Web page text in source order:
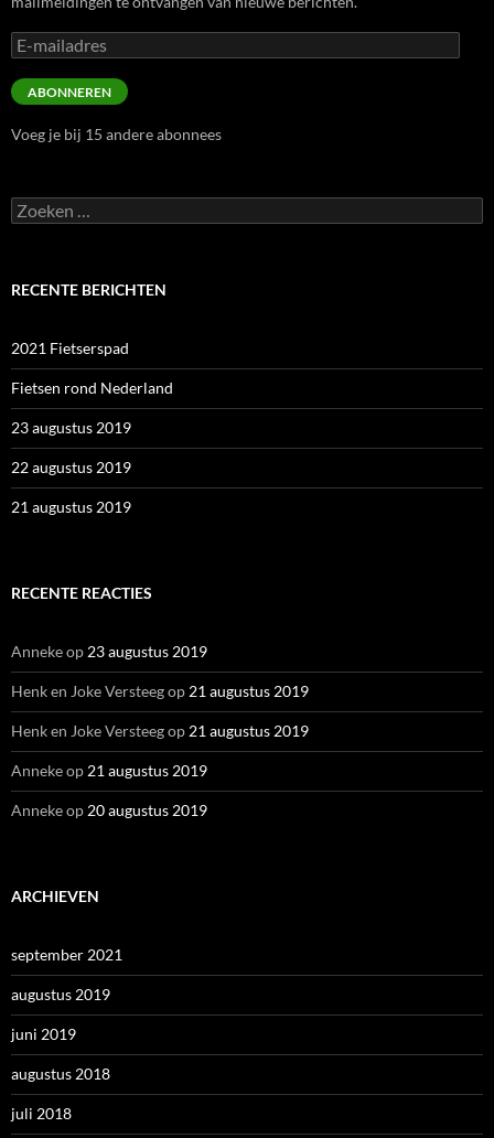
E-
mailadres
ABONNEREN
Voeg je bij 15 andere abonnees
Zoeken
naar:
RECENTE BERICHTEN
2021 Fietserspad
Fietsen rond Nederland
23 augustus 2019
22 augustus 2019
21 augustus 2019
RECENTE REACTIES
Annekeop 23 augustus 2019
Henk en Joke Versteegop 21 augustus 2019
Henk en Joke Versteegop 21 augustus 2019
Annekeop 21 augustus 2019
Annekeop 20 augustus 2019
ARCHIEVEN
september 2021
augustus 2019
juni 2019
augustus 2018
juli 2018